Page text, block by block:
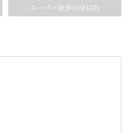
スーパー徒歩10分以内